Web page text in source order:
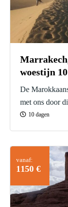
woestijn
De
met ons door
10 dagen
vanaf:
1150 €